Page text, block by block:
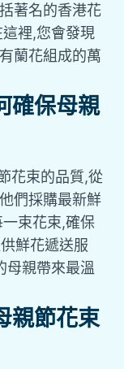
著名的香港花
裡,您會發現
蘭花組成的萬
保母親
花束的品質,從
們採購最新鮮
束花束,確保
鮮花遞送服
母親帶來最溫
節花束